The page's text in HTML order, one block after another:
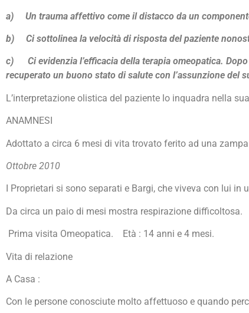
a) Un trauma affettivo come il distacco da un
b) Ci sottolinea la velocità di risposta del paziente
c) Ci evidenzia l’efficacia della terapia omeopatica.
recuperato un buono stato di salute con l’assunzione del
L’interpretazione olistica del paziente lo inquadra nella
ANAMNESI
Adottato a circa 6 mesi di vita trovato ferito ad una
Ottobre 2010
I Proprietari si sono separati e Bargi, che viveva con lui
Da circa un paio di mesi mostra respirazione difficoltosa.
Prima visita Omeopatica. Età : 14 anni e 4 mesi.
Vita di relazione
A Casa :
Con le persone conosciute molto affettuoso e quando